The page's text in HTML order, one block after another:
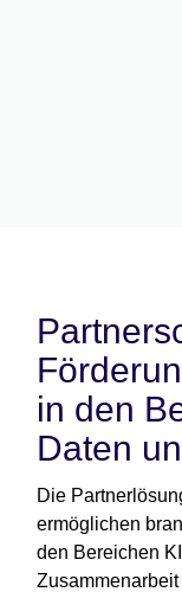
in den
Daten
Die
ermöglichen
den Bereichen